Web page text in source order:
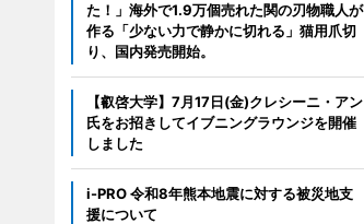
た！」海外で1.9万個売れた関の刃物職人が
作る「少ない力で静かに切れる」猫用爪切
り、国内発売開始。
【叡啓大学】7月17日(金)クレシーニ・アン
氏をお招きしてイブニングラウンジを開催
しました
i-PRO 令和8年熊本地震に対する被災地支
援について